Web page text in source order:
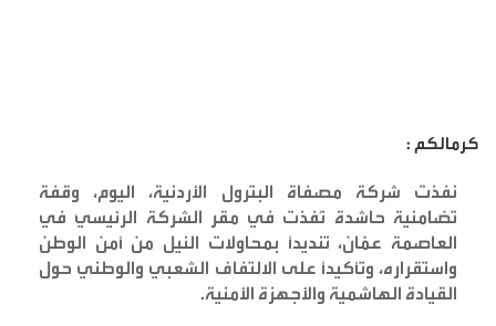
كرمالكم :
نفذت شركة مصفاة البترول الأردنية، اليوم، وقفة
تضامنية حاشدة نُفذت في مقر الشركة الرئيسي في
العاصمة عمّان، تنديدًا بمحاولات النيل من أمن الوطن
واستقراره، وتأكيدًا على الالتفاف الشعبي والوطني حول
القيادة الهاشمية والأجهزة الأمنية.